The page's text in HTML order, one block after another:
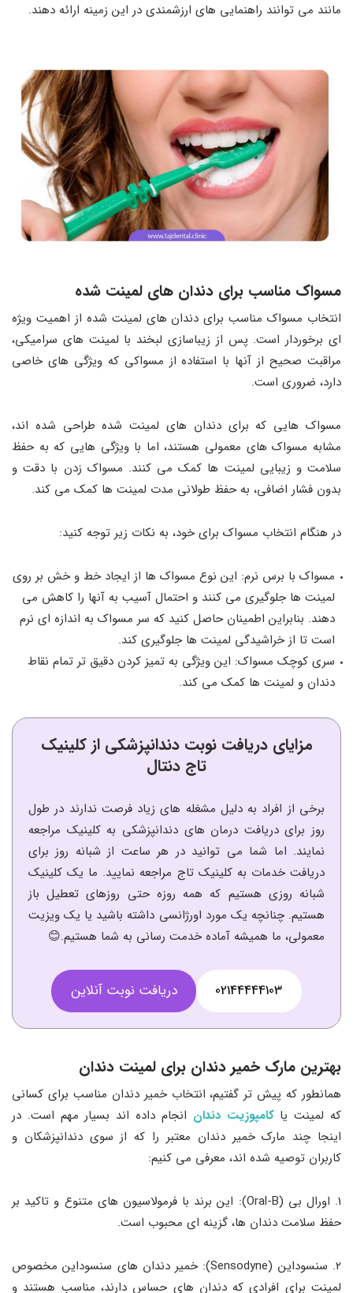
مانند می توانند راهنمایی های ارزشمندی در این زمینه ارائه دهند.
مسواک مناسب برای دندان های لمینت شده
انتخاب مسواک مناسب برای دندان های لمینت شده از اهمیت ویژه
ای برخوردار است. پس از زیباسازی لبخند با لمینت های سرامیکی،
مراقبت صحیح از آنها با استفاده از مسواکی که ویژگی های خاصی
دارد، ضروری است.
مسواک هایی که برای دندان های لمینت شده طراحی شده اند،
مشابه مسواک های معمولی هستند، اما با ویژگی هایی که به حفظ
سلامت و زیبایی لمینت ها کمک می کنند. مسواک زدن با دقت و
بدون فشار اضافی، به حفظ طولانی مدت لمینت ها کمک می کند.
در هنگام انتخاب مسواک برای خود، به نکات زیر توجه کنید:
مسواک با برس نرم: این نوع مسواک ها از ایجاد خط و خش بر روی
لمینت ها جلوگیری می کنند و احتمال آسیب به آنها را کاهش می
دهند. بنابراین اطمینان حاصل کنید که سر مسواک به اندازه ای نرم
است تا از خراشیدگی لمینت ها جلوگیری کند.
سری کوچک مسواک: این ویژگی به تمیز کردن دقیق تر تمام نقاط
دندان و لمینت ها کمک می کند.
مزایای دریافت نوبت دندانپزشکی از کلینیک
تاج دنتال
برخی از افراد به دلیل مشغله های زیاد فرصت ندارند در طول
روز برای دریافت درمان های دندانپزشکی به کلینیک مراجعه
نمایند. اما شما می توانید در هر ساعت از شبانه روز برای
دریافت خدمات به کلینیک تاج مراجعه نمایید. ما یک کلینیک
شبانه روزی هستیم که همه روزه حتی روزهای تعطیل باز
هستیم. چنانچه یک مورد اورژانسی داشته باشید یا یک ویزیت
معمولی، ما همیشه آماده خدمت رسانی به شما هستیم.😊
02144444103 دریافت نوبت آنلاین
بهترین مارک خمیر دندان برای لمینت دندان
همانطور که پیش تر گفتیم، انتخاب خمیر دندان مناسب برای کسانی
که لمینت یاکامپوزیت دندان انجام داده اند بسیار مهم است. در
اینجا چند مارک خمیر دندان معتبر را که از سوی دندانپزشکان و
کاربران توصیه شده اند، معرفی می کنیم:
1. اورال بی (Oral-B): این برند با فرمولاسیون های متنوع و تاکید بر
حفظ سلامت دندان ها، گزینه ای محبوب است.
2. سنسوداین (Sensodyne): خمیر دندان های سنسوداین مخصوص
لمینت برای افرادی که دندان های حساس دارند، مناسب هستند و